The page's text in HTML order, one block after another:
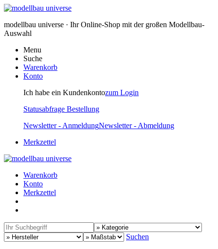
modellbau universe · Ihr Online-Shop mit der großen Modellbau-
Auswahl
Menu
Suche
Warenkorb
Konto
Ich habe ein Kundenkontozum Login
Statusabfrage Bestellung
Newsletter - AnmeldungNewsletter - Abmeldung
Merkzettel
Warenkorb
Konto
Merkzettel
Suchen